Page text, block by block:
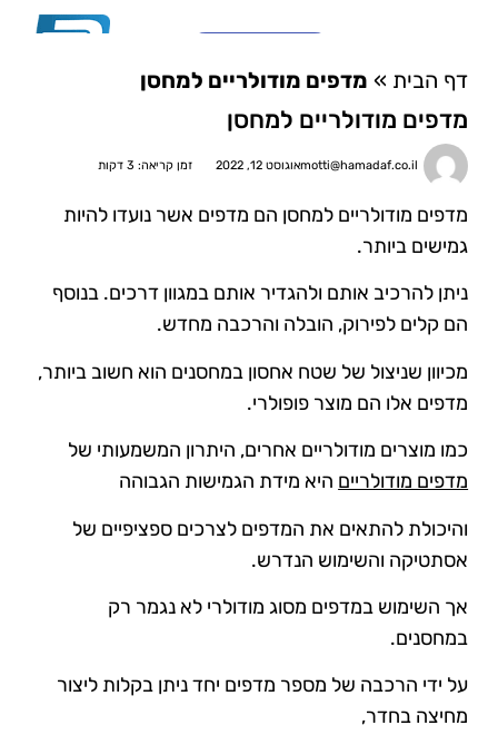
דף הבית » מדפים מודולריים למחסן
מדפים מודולריים למחסן
motti@hamadaf.co.ilאוגוסט 12, 2022 זמן קריאה: 3 דקות
מדפים מודולריים למחסן הם מדפים אשר נועדו להיות
גמישים ביותר.
ניתן להרכיב אותם ולהגדיר אותם במגוון דרכים. בנוסף
הם קלים לפירוק, הובלה והרכבה מחדש.
מכיוון שניצול של שטח אחסון במחסנים הוא חשוב ביותר,
מדפים אלו הם מוצר פופולרי.
כמו מוצרים מודולריים אחרים, היתרון המשמעותי של
מדפים מודולריים היא מידת הגמישות הגבוהה
והיכולת להתאים את המדפים לצרכים ספציפיים של
אסתטיקה והשימוש הנדרש.
אך השימוש במדפים מסוג מודולרי לא נגמר רק
במחסנים.
על ידי הרכבה של מספר מדפים יחד ניתן בקלות ליצור
מחיצה בחדר,